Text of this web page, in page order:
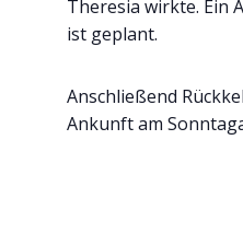
Theresia wirkte. Ein
ist geplant.
Anschließend
Ankunft am